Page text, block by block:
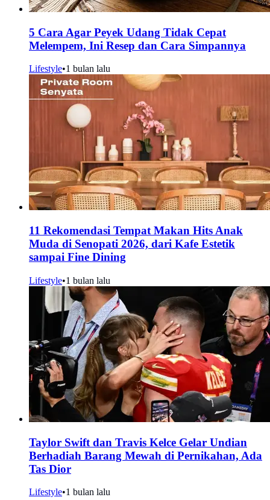
5 Cara Agar Peyek Udang Tidak Cepat
Melempem, Ini Resep dan Cara Simpannya
Lifestyle•1 bulan lalu
11 Rekomendasi Tempat Makan Hits Anak
Muda di Senopati 2026, dari Kafe Estetik
sampai Fine Dining
Lifestyle•1 bulan lalu
Taylor Swift dan Travis Kelce Gelar Undian
Berhadiah Barang Mewah di Pernikahan, Ada
Tas Dior
Lifestyle•1 bulan lalu